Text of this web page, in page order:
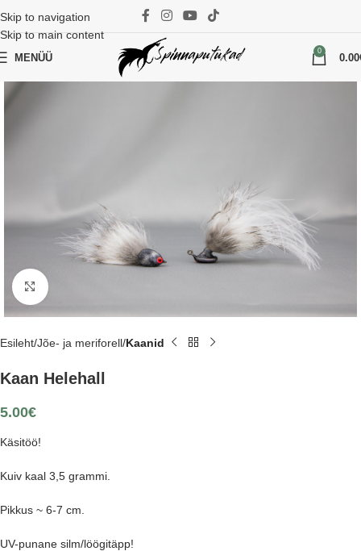
Skip to navigation
Skip to main content
MENÜÜ
0
0.00
Suurenda
Esileht Jõe- ja meriforell Kaanid
Kaan Helehall
5.00€
Käsitöö!
Kuiv kaal 3,5 grammi.
Pikkus ~ 6-7 cm.
UV-punane silm/löögitäpp!